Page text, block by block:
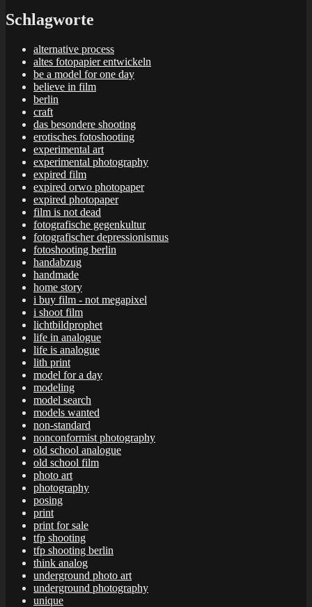
Schlagworte
alternative process
altes fotopapier entwickeln
be a model for one day
believe in film
berlin
craft
das besondere shooting
erotisches fotoshooting
experimental art
experimental photography
expired film
expired orwo photopaper
expired photopaper
film is not dead
fotografische gegenkultur
fotografischer depressionismus
fotoshooting berlin
handabzug
handmade
home story
i buy film - not megapixel
i shoot film
lichtbildprophet
life in analogue
life is analogue
lith print
model for a day
modeling
model search
models wanted
non-standard
nonconformist photography
old school analogue
old school film
photo art
photography
posing
print
print for sale
tfp shooting
tfp shooting berlin
think analog
underground photo art
underground photography
unique